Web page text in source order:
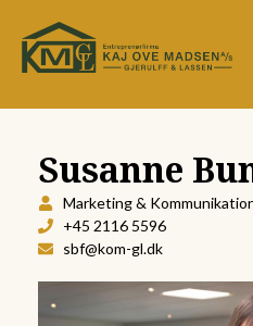
Susanne
Marketing &
+45 2116 5596
sbf@kom-gl.dk